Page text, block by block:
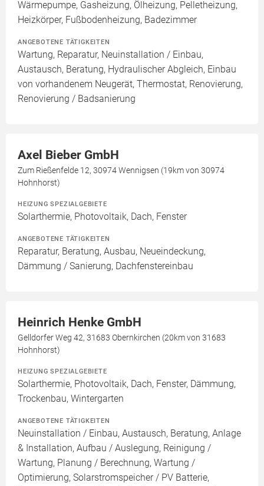
Wärmepumpe, Gasheizung, Ölheizung, Pelletheizung,
Heizkörper, Fußbodenheizung, Badezimmer
ANGEBOTENE TÄTIGKEITEN
Wartung, Reparatur, Neuinstallation / Einbau,
Austausch, Beratung, Hydraulischer Abgleich, Einbau
von vorhandenem Neugerät, Thermostat, Renovierung,
Renovierung / Badsanierung
Axel Bieber GmbH
Zum Rießenfelde 12, 30974 Wennigsen (19km von 30974
Hohnhorst)
HEIZUNG SPEZIALGEBIETE
Solarthermie, Photovoltaik, Dach, Fenster
ANGEBOTENE TÄTIGKEITEN
Reparatur, Beratung, Ausbau, Neueindeckung,
Dämmung / Sanierung, Dachfenstereinbau
Heinrich Henke GmbH
Gelldorfer Weg 42, 31683 Obernkirchen (20km von 31683
Hohnhorst)
HEIZUNG SPEZIALGEBIETE
Solarthermie, Photovoltaik, Dach, Fenster, Dämmung,
Trockenbau, Wintergarten
ANGEBOTENE TÄTIGKEITEN
Neuinstallation / Einbau, Austausch, Beratung, Anlage
& Installation, Aufbau / Auslegung, Reinigung /
Wartung, Planung / Berechnung, Wartung /
Optimierung, Solarstromspeicher / PV Batterie,